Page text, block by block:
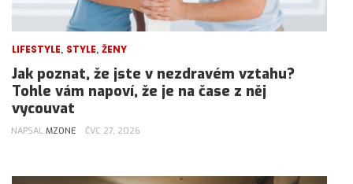
LIFESTYLE, STYLE, ŽENY
Jak poznat, že jste v nezdravém vztahu?
Tohle vám napoví, že je na čase z něj
vycouvat
NAPSAL MZONE ČVC 27, 2026